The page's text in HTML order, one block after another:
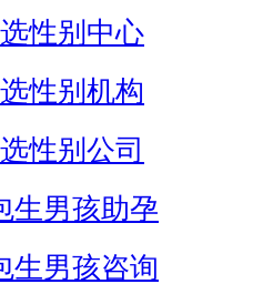
性别中心
性别机构
性别公司
生男孩助孕
生男孩咨询